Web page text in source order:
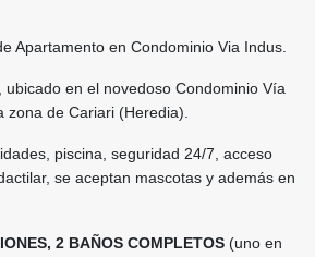
Apartamento en Condominio Via Indus.
en el novedoso Condominio Vía
zona de Cariari (Heredia).
piscina, seguridad 24/7, acceso
se aceptan mascotas y además en
2 BAÑOS COMPLETOS (uno en